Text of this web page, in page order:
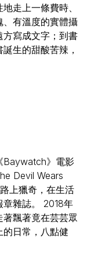
走上一條費時、
、有溫度的實體攝
寫成文字；到書
生的甜酸苦辣，
Baywatch》電影
Devil Wears
上獵奇，在生活
雜誌。 2018年
飄著竟在芸芸眾
日常，八點健